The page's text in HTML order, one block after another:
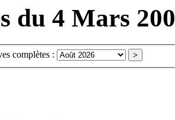
du 4 Mars
complètes :